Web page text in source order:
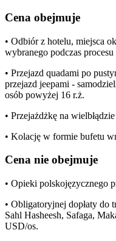
Cena obejmuje
• Odbiór z hotelu, miejsca
wybranego podczas
• Przejazd quadami po
przejazd jeepami -
osób powyżej 16 r.ż.
• Przejażdżkę na wielbłądzie
• Kolację w formie bufetu
Cena nie obejmuje
• Opieki polskojęzycznego
• Obligatoryjnej dopłaty do
Sahl Hasheesh, Safaga,
USD/os.